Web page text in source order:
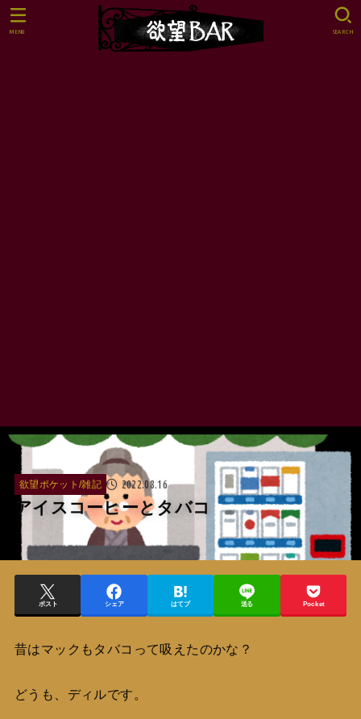
SEARCH
MENU
欲望ポケット/雑記 2022.08.16
アイスコーヒーとタバコ
ポスト シェア はてブ 送る Pocket
昔はマックもタバコって吸えたのかな？
どうも、ディルです。